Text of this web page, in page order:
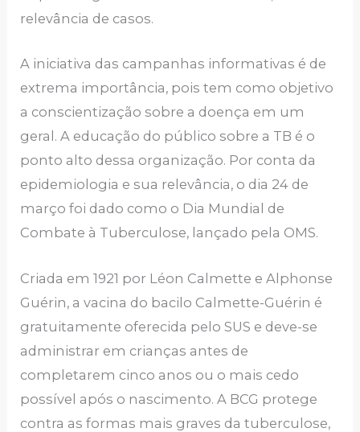
relevância de casos.
A iniciativa das campanhas informativas é de
extrema importância, pois tem como objetivo
a conscientização sobre a doença em um
geral. A educação do público sobre a TB é o
ponto alto dessa organização. Por conta da
epidemiologia e sua relevância, o dia 24 de
março foi dado como o Dia Mundial de
Combate à Tuberculose, lançado pela OMS.
Criada em 1921 por Léon Calmette e Alphonse
Guérin, a vacina do bacilo Calmette-Guérin é
gratuitamente oferecida pelo SUS e deve-se
administrar em crianças antes de
completarem cinco anos ou o mais cedo
possível após o nascimento. A BCG protege
contra as formas mais graves da tuberculose,